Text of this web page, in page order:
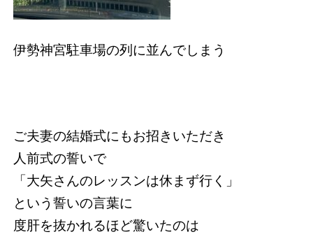
伊勢神宮駐車場の列に並んでしまう
ご夫妻の結婚式にもお招きいただき
人前式の誓いで
「大矢さんのレッスンは休まず行く」
という誓いの言葉に
度肝を抜かれるほど驚いたのは